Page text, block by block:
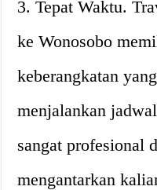
3. Tepat Waktu.
ke Wonosobo
keberangkatan
menjalankan
sangat profesional
mengantarkan